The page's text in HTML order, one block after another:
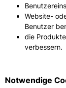
Website-
Benutzer
die
verbessern.
Notwendige